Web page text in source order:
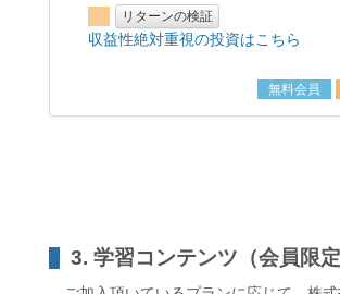
リターンの検証
収益性絶対重視の投資はこちら
無料会員
3. 学習コンテンツ（会員限定